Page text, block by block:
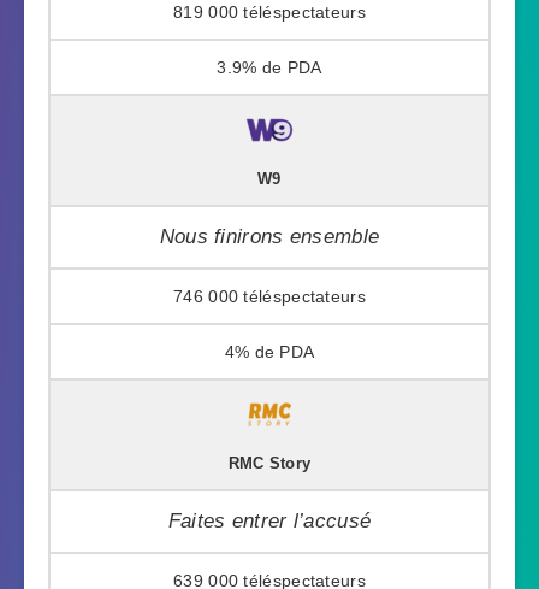
819 000
3.9%
W9
Nous finirons ensemble
746 000
4%
RMC Story
Faites entrer l’accusé
639 000